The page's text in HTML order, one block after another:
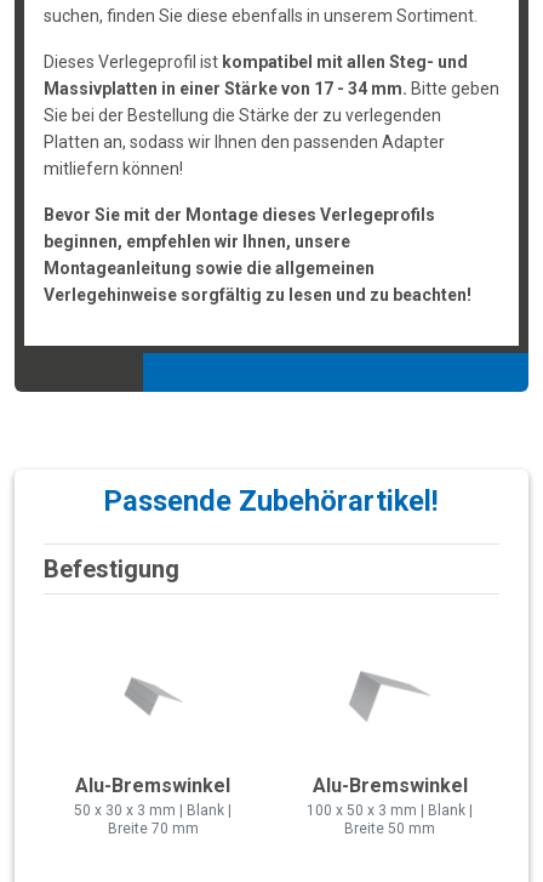
suchen, finden Sie diese ebenfalls in unserem Sortiment.
Dieses Verlegeprofil ist kompatibel mit allen Steg- und
Massivplatten in einer Stärke von 17 - 34 mm. Bitte geben
Sie bei der Bestellung die Stärke der zu verlegenden
Platten an, sodass wir Ihnen den passenden Adapter
mitliefern können!
Bevor Sie mit der Montage dieses Verlegeprofils
beginnen, empfehlen wir Ihnen, unsere
Montageanleitung sowie die allgemeinen
Verlegehinweise sorgfältig zu lesen und zu beachten!
Passende Zubehörartikel!
Befestigung
Alu-Bremswinkel
50 x 30 x 3 mm | Blank |
Breite 70 mm
Alu-Bremswinkel
100 x 50 x 3 mm | Blank |
Breite 50 mm